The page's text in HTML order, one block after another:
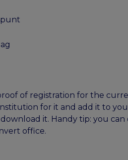
of registration for the
for it and add it to
it. Handy tip: you
office.